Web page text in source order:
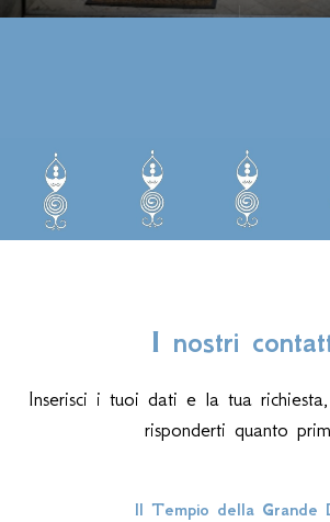
I nostri
Inserisci i tuoi dati e la tua
risponderti quanto
Il Tempio della Grande